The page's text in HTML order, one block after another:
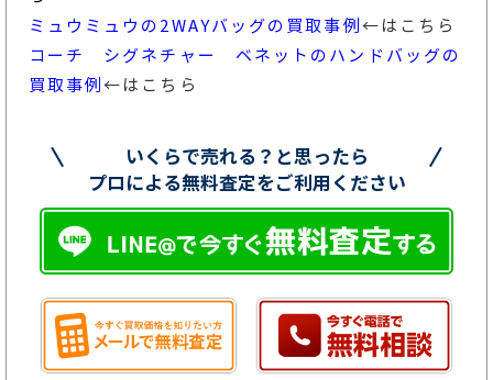
ミュウミュウの2WAYバッグの買取事例 ←はこちら
コーチ シグネチャー ベネットのハンドバッグの
買取事例←はこちら
いくらで売れる？と思ったら
プロによる無料査定をご利用ください